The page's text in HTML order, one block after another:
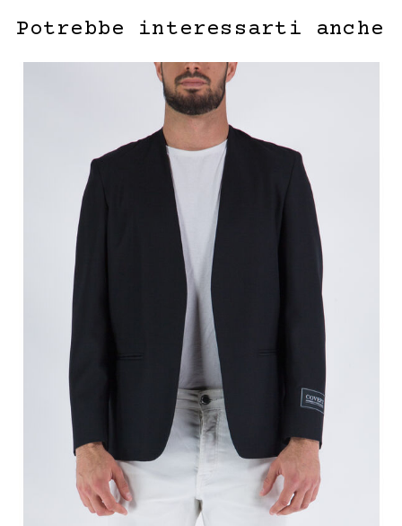
Potrebbe interessarti anche